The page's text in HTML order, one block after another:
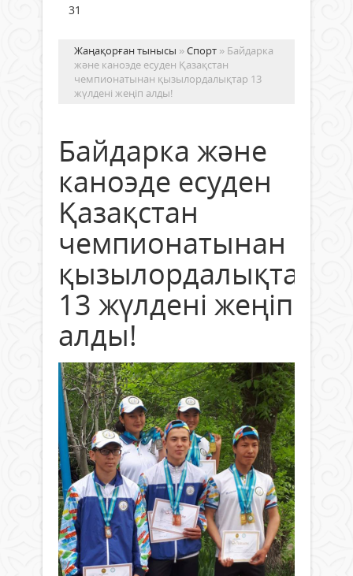
31
Жаңақорған тынысы »Спорт » Байдарка
және каноэде есуден Қазақстан
чемпионатынан қызылордалықтар 13
жүлдені жеңіп алды!
Байдарка және
каноэде есуден
Қазақстан
чемпионатынан
қызылордалықтар
13 жүлдені жеңіп
алды!